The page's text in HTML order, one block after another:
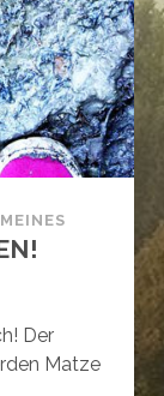
Der
Matze